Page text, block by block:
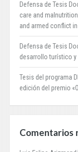
Defensa de Tesis
care and
and armed conflict
Defensa de Tesis
desarrollo turístico
Tesis del programa
edición del premio
Comentarios